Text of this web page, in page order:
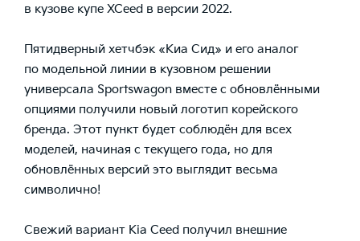
в кузове купе XCeed в версии 2022.
Пятидверный хетчбэк «Киа Сид» и его аналог
по модельной линии в кузовном решении
универсала Sportswagon вместе с обновлёнными
опциями получили новый логотип корейского
бренда. Этот пункт будет соблюдён для всех
моделей, начиная с текущего года, но для
обновлённых версий это выглядит весьма
символично!
Свежий вариант Kia Ceed получил внешние